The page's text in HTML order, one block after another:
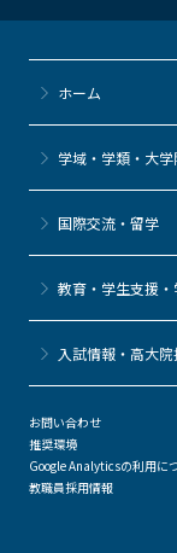
ホーム
学域・学類・大学
国際交流・留学
教育・学生支援
⼊試情報・高大
お問い合わせ
推奨環境
Google Analyticsの利用に
教職員採用情報